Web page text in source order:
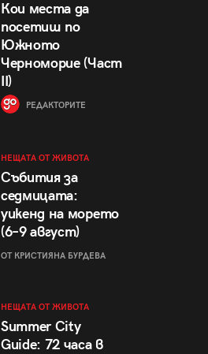
Кои места да
посетиш по
Южното
Черноморие (Част
II)
РЕДАКТОРИТЕ
НЕЩАТА ОТ ЖИВОТА
Събития за
седмицата:
уикенд на морето
(6–9 август)
ОТ КРИСТИЯНА БУРДЕВА
НЕЩАТА ОТ ЖИВОТА
Summer City
Guide: 72 часа в